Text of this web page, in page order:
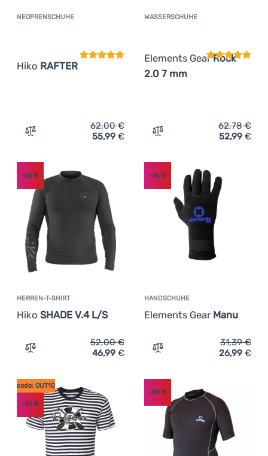
NEOPRENSCHUHE
Hiko RAFTER
Kundenbewertung
Zum Vergleich 'Neoprenschuhe Hiko RAFTER'
62,00€
55,99 €
WASSERSCHUHE
Elements GearRock
2.0 7 mm
Zum Vergleich
62,78€
52,99 €
HERREN-T-SHIRT
Hiko SHADE V.4 L/S
-10 %
Zum Vergleich 'Herren-T-Shirt Hiko SHADE V.4 L/S'
52,00€
46,99 €
HANDSCHUHE
Elements Gear Manu
-14%
Zum Vergleich
31,39€
26,99 €
code: OUT10
-41 %
-39%